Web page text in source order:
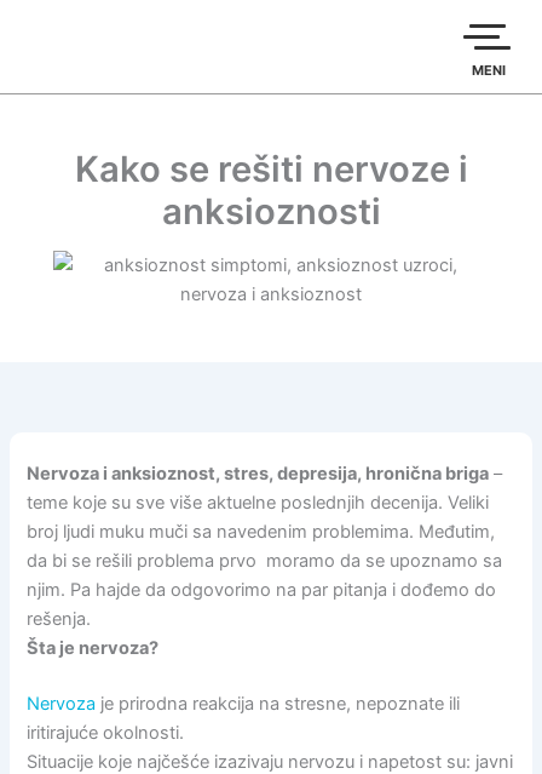
MENI
Kako se rešiti nervoze i
anksioznosti
Nervoza i anksioznost, stres, depresija, hronična briga –
teme koje su sve više aktuelne poslednjih decenija. Veliki
broj ljudi muku muči sa navedenim problemima. Međutim,
da bi se rešili problema prvo moramo da se upoznamo sa
njim. Pa hajde da odgovorimo na par pitanja i dođemo do
rešenja.
Šta je nervoza?
Nervoza je prirodna reakcija na stresne, nepoznate ili
iritirajuće okolnosti.
Situacije koje najčešće izazivaju nervozu i napetost su: javni